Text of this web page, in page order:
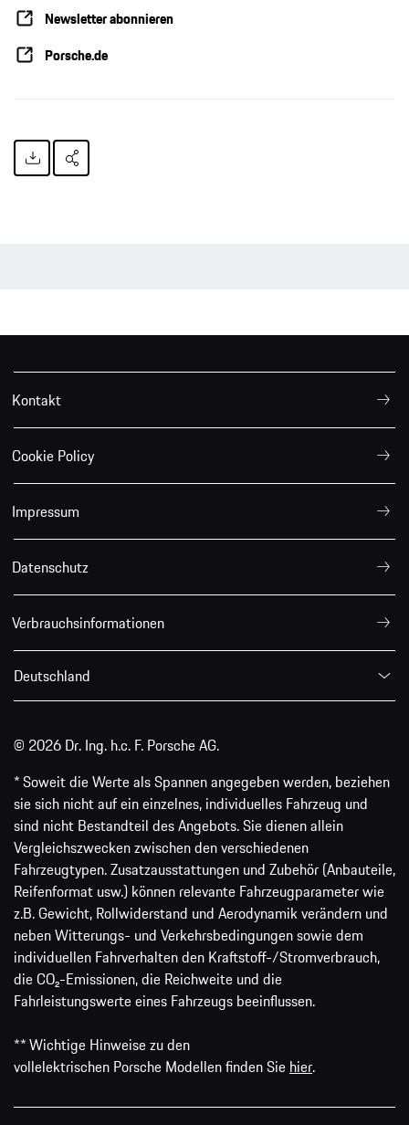
Newsletter abonnieren
Porsche.de
Kontakt
Cookie Policy
Impressum
Datenschutz
Verbrauchsinformationen
Deutschland
© 2026 Dr. Ing. h.c. F. Porsche AG.
* Soweit die Werte als Spannen angegeben werden, beziehen
sie sich nicht auf ein einzelnes, individuelles Fahrzeug und
sind nicht Bestandteil des Angebots. Sie dienen allein
Vergleichszwecken zwischen den verschiedenen
Fahrzeugtypen. Zusatzausstattungen und Zubehör (Anbauteile,
Reifenformat usw.) können relevante Fahrzeugparameter wie
z.B. Gewicht, Rollwiderstand und Aerodynamik verändern und
neben Witterungs- und Verkehrsbedingungen sowie dem
individuellen Fahrverhalten den Kraftstoff-/Stromverbrauch,
die CO₂-Emissionen, die Reichweite und die
Fahrleistungswerte eines Fahrzeugs beeinflussen.
** Wichtige Hinweise zu den
vollelektrischen Porsche Modellen finden Sie hier.